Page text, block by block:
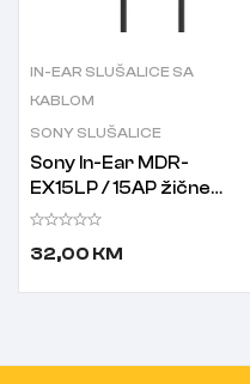
IN-EAR SLUŠALICE SA
KABLOM
SONY SLUŠALICE
Sony In-Ear MDR-
EX15LP / 15AP žične
slušalice sa
crne
32,00 KM